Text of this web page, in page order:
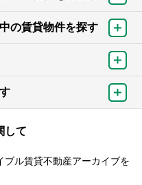
の賃貸物件を探す
して
ル賃貸不動産アーカイブを